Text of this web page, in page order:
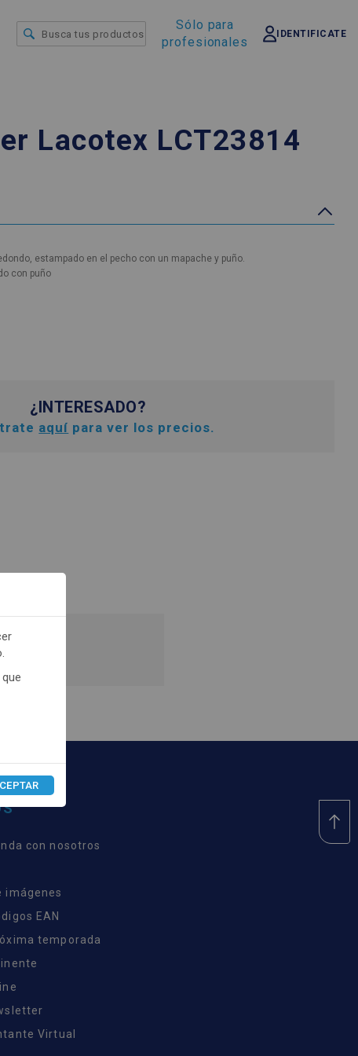
Sólo para
profesionales
IDENTIFICATE
Lacotex LCT23814
estampado en el pecho con un mapache y puño.
con puño
¿INTERESADO?
aquí para ver los precios.
con nosotros
imágenes
EAN
temporada
Virtual